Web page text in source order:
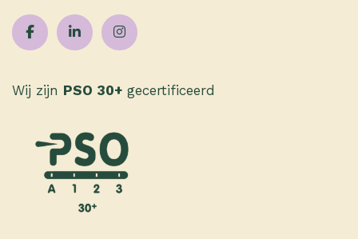
Wij zijn PSO 30+ gecertificeerd